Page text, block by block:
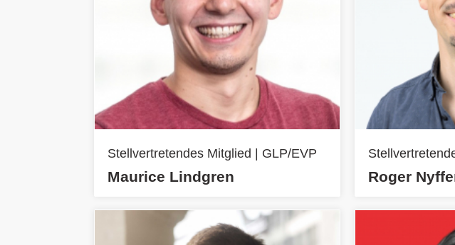
Stellvertretendes Mitglied | GLP/EVP
Maurice Lindgren Roger